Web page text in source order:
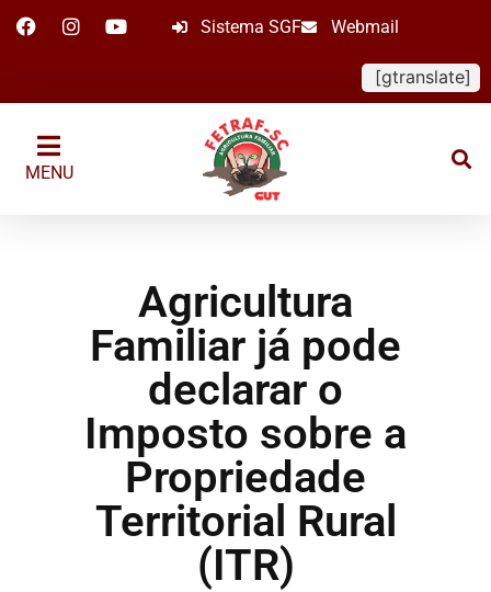
Sistema SGF Webmail
[gtranslate]
MENU
Agricultura
Familiar já pode
declarar o
Imposto sobre a
Propriedade
Territorial Rural
(ITR)